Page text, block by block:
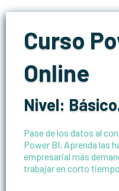
Curso
Online
Nivel:
Pase de los datos al
Power BI. Aprenda las
empresarial más
trabajar en corto tiempo.